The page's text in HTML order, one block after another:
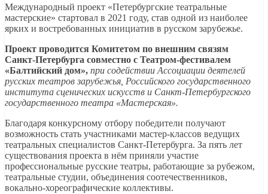
Международный проект «Петербургские театральные
мастерские» стартовал в 2021 году, став одной из наиболее
ярких и востребованных инициатив в русском зарубежье.
Проект проводится Комитетом по внешним связям
Санкт‑Петербурга совместно с Театром-фестивалем
«Балтийский дом», при содействии Ассоциации деятелей
русских театров зарубежья, Российского государственного
института сценических искусств и Санкт-Петербургского
государственного театра «Мастерская».
Благодаря конкурсному отбору победители получают
возможность стать участниками мастер-классов ведущих
театральных специалистов Санкт‑Петербурга. За пять лет
существования проекта в нём приняли участие
профессиональные русские театры, работающие за рубежом,
театральные студии, объединения соотечественников,
вокально-хореографические коллективы.